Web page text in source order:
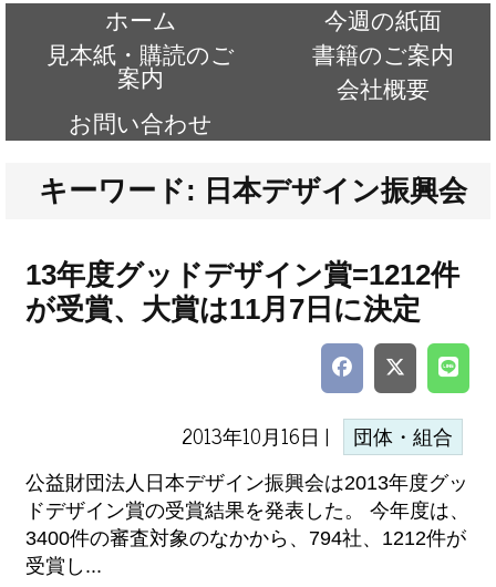
ホーム
今週の紙面
見本紙・購読のご
案内
書籍のご案内
会社概要
お問い合わせ
キーワード: 日本デザイン振興会
13年度グッドデザイン賞=1212件
が受賞、大賞は11月7日に決定
2013年10月16日 | 団体・組合
公益財団法人日本デザイン振興会は2013年度グッ
ドデザイン賞の受賞結果を発表した。 今年度は、
3400件の審査対象のなかから、794社、1212件が
受賞し...